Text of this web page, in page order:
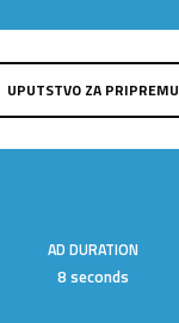
UPUTSTVO ZA PRIPREMU
AD DURATION
8 seconds